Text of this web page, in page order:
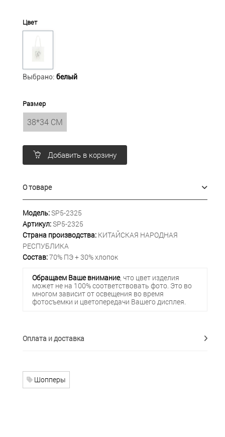
Цвет
Выбрано: белый
Размер
38*34 СМ
Добавить в корзину
О товаре
Модель:SP5-2325
Артикул:SP5-2325
Страна производства: КИТАЙСКАЯ НАРОДНАЯ
РЕСПУБЛИКА
Состав:70% ПЭ + 30% хлопок
Обращаем Ваше внимание, что цвет изделия
может не на 100% соответствовать фото. Это во
многом зависит от освещения во время
фотосъемки и цветопередачи Вашего дисплея.
Оплата и доставка
Шопперы